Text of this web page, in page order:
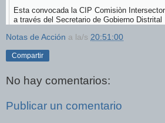
Esta convocada la CIP Comisiòn
a través del Secretario de Gobierno Distrital
Notas de Acción a la/s 20:51:00
Compartir
No hay comentarios:
Publicar un comentario